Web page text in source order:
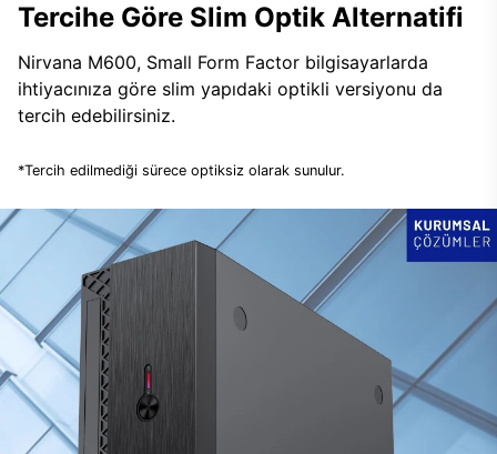
Tercihe Göre Slim Optik Alternatifi
Nirvana M600, Small Form Factor bilgisayarlarda
ihtiyacınıza göre slim yapıdaki optikli versiyonu da
tercih edebilirsiniz.
*Tercih edilmediği sürece optiksiz olarak sunulur.